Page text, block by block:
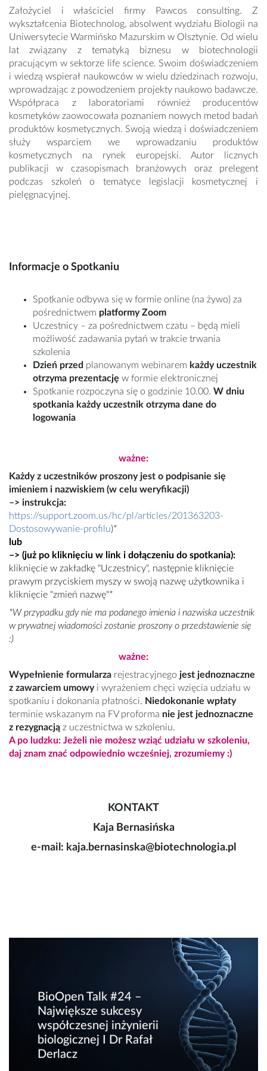
Założyciel i właściciel firmy Pawcos consulting. Z
wykształcenia Biotechnolog, absolwent wydziału Biologii na
Uniwersytecie Warmińsko Mazurskim w Olsztynie. Od wielu
lat związany z tematyką biznesu w biotechnologii
pracującym w sektorze life science. Swoim doświadczeniem
i wiedzą wspierał naukowców w wielu dziedzinach rozwoju,
wprowadzając z powodzeniem projekty naukowo badawcze.
Współpraca z laboratoriami również producentów
kosmetyków zaowocowała poznaniem nowych metod badań
produktów kosmetycznych. Swoją wiedzą i doświadczeniem
służy wsparciem we wprowadzaniu produktów
kosmetycznych na rynek europejski. Autor licznych
publikacji w czasopismach branżowych oraz prelegent
podczas szkoleń o tematyce legislacji kosmetycznej i
pielęgnacyjnej.
Informacje o Spotkaniu
Spotkanie odbywa się w formie online (na żywo) za
pośrednictwem platformy Zoom
Uczestnicy – za pośrednictwem czatu – będą mieli
możliwość zadawania pytań w trakcie trwania
szkolenia
Dzień przed planowanym webinarem każdy uczestnik
otrzyma prezentację w formie elektronicznej
Spotkanie rozpoczyna się o godzinie 10.00. W dniu
spotkania każdy uczestnik otrzyma dane do
logowania
ważne:
Każdy z uczestników proszony jest o podpisanie się
imieniem i nazwiskiem (w celu weryfikacji)
–> instrukcja:
https://support.zoom.us/hc/pl/articles/201363203-
Dostosowywanie-profilu)*
lub
–> (już po kliknięciu w link i dołączeniu do spotkania):
kliknięcie w zakładkę "Uczestnicy", następnie kliknięcie
prawym przyciskiem myszy w swoją nazwę użytkownika i
kliknięcie "zmień nazwę"*
*W przypadku gdy nie ma podanego imienia i nazwiska uczestnik
w prywatnej wiadomości zostanie proszony o przedstawienie się
:)
ważne:
Wypełnienie formularza rejestracyjnego jest jednoznaczne
z zawarciem umowy i wyrażeniem chęci wzięcia udziału w
spotkaniu i dokonania płatności. Niedokonanie wpłaty
terminie wskazanym na FV proforma nie jest jednoznaczne
z rezygnacją z uczestnictwa w szkoleniu.
A po ludzku: Jeżeli nie możesz wziąć udziału w szkoleniu,
daj znam znać odpowiednio wcześniej, zrozumiemy :)
KONTAKT
Kaja Bernasińska
e-mail: kaja.bernasinska@biotechnologia.pl
BioOpen Talk #24 –
Największe sukcesy
współczesnej inżynierii
biologicznej I Dr Rafał
Derlacz